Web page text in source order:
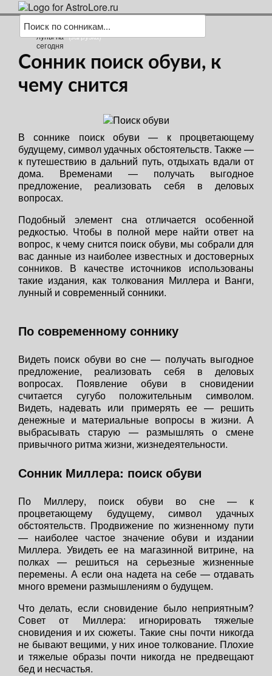
(загрузка)
Сонник поиск обуви, к
чему снится
В соннике поиск обуви — к процветающему
будущему, символ удачных обстоятельств. Также —
к путешествию в дальний путь, отдыхать вдали от
дома. Временами — получать выгодное
предложение, реализовать себя в деловых
вопросах.
Подобный элемент сна отличается особенной
редкостью. Чтобы в полной мере найти ответ на
вопрос, к чему снится поиск обуви, мы собрали для
вас данные из наиболее известных и достоверных
сонников. В качестве источников использованы
такие издания, как толкования Миллера и Ванги,
лунный и современный сонники.
По современному соннику
Видеть поиск обуви во сне — получать выгодное
предложение, реализовать себя в деловых
вопросах. Появление обуви в сновидении
считается сугубо положительным символом.
Видеть, надевать или примерять ее — решить
денежные и материальные вопросы в жизни. А
выбрасывать старую — размышлять о смене
привычного ритма жизни, жизнедеятельности.
Сонник Миллера: поиск обуви
По Миллеру, поиск обуви во сне — к
процветающему будущему, символ удачных
обстоятельств. Продвижение по жизненному пути
— наиболее частое значение обуви и издании
Миллера. Увидеть ее на магазинной витрине, на
полках — решиться на серьезные жизненные
перемены. А если она надета на себе — отдавать
много времени размышлениям о будущем.
Что делать, если сновидение было неприятным?
Совет от Миллера: игнорировать тяжелые
сновидения и их сюжеты. Такие сны почти никогда
не бывают вещими, у них иное толкование. Плохие
и тяжелые образы почти никогда не предвещают
бед и несчастья.